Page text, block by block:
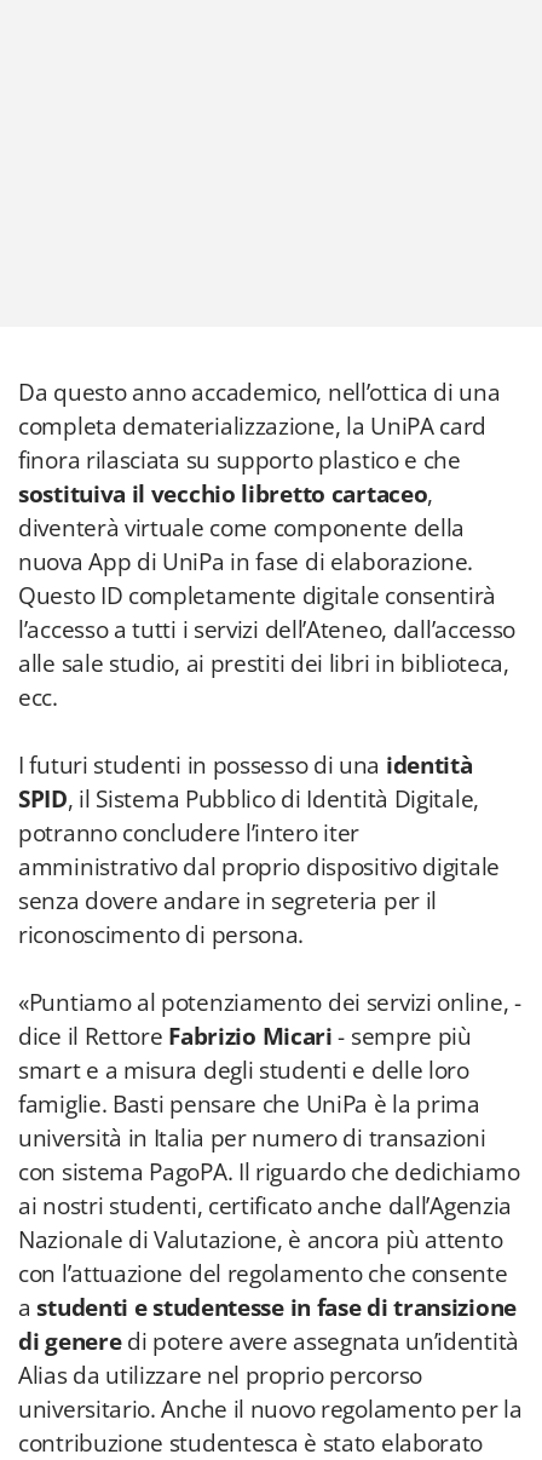
Da questo anno accademico, nell’ottica di una
completa dematerializzazione, la UniPA card
finora rilasciata su supporto plastico e che
sostituiva il vecchio libretto cartaceo,
diventerà virtuale come componente della
nuova App di UniPa in fase di elaborazione.
Questo ID completamente digitale consentirà
l’accesso a tutti i servizi dell’Ateneo, dall’accesso
alle sale studio, ai prestiti dei libri in biblioteca,
ecc.
I futuri studenti in possesso di una identità
SPID, il Sistema Pubblico di Identità Digitale,
potranno concludere l’intero iter
amministrativo dal proprio dispositivo digitale
senza dovere andare in segreteria per il
riconoscimento di persona.
«Puntiamo al potenziamento dei servizi online, -
dice il Rettore Fabrizio Micari- sempre più
smart e a misura degli studenti e delle loro
famiglie. Basti pensare che UniPa è la prima
università in Italia per numero di transazioni
con sistema PagoPA. Il riguardo che dedichiamo
ai nostri studenti, certificato anche dall’Agenzia
Nazionale di Valutazione, è ancora più attento
con l’attuazione del regolamento che consente
astudenti e studentesse in fase di transizione
di generedi potere avere assegnata un’identità
Alias da utilizzare nel proprio percorso
universitario. Anche il nuovo regolamento per la
contribuzione studentesca è stato elaborato